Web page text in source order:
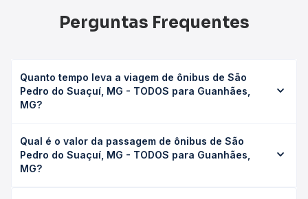
Perguntas Frequentes
Quanto tempo leva a viagem de ônibus de São
Pedro do Suaçuí, MG - TODOS para Guanhães,
MG?
TODOS para Guanhães, MG leva em média 1h 42min,
podendo variar conforme a viação, o tipo de serviço
(convencional, executivo ou leito) e as condições de
Qual é o valor da passagem de ônibus de São
Pedro do Suaçuí, MG - TODOS para Guanhães,
MG?